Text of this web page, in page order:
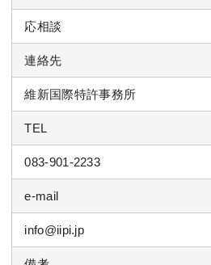
応相談
連絡先
維新国際特許事務所
TEL
083-901-2233
e-mail
info@iipi.jp